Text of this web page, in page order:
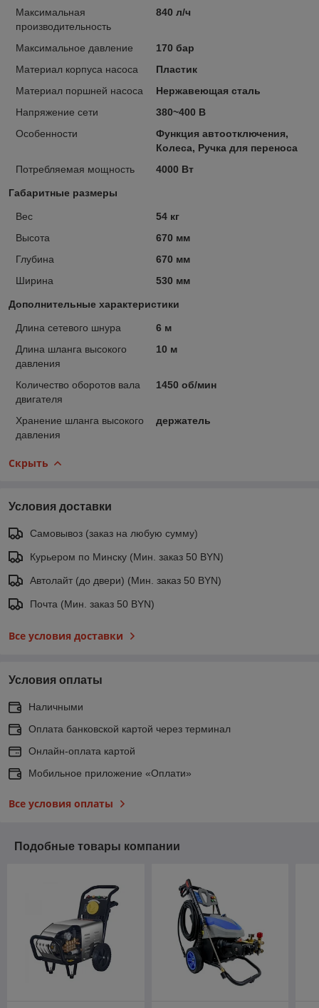
Максимальная
производительность
840 л/ч
Максимальное давление
170 бар
Материал корпуса насоса
Пластик
Материал поршней насоса
Нержавеющая сталь
Напряжение сети
380~400 В
Особенности
Функция автоотключения,
Колеса, Ручка для переноса
Потребляемая мощность
4000 Вт
Габаритные размеры
Вес
54 кг
Высота
670 мм
Глубина
670 мм
Ширина
530 мм
Дополнительные характеристики
Длина сетевого шнура
6 м
Длина шланга высокого
давления
10 м
Количество оборотов вала
двигателя
1450 об/мин
Хранение шланга высокого
давления
держатель
Скрыть
Условия доставки
Самовывоз (заказ на любую сумму)
Курьером по Минску (Мин. заказ 50 BYN)
Автолайт (до двери) (Мин. заказ 50 BYN)
Почта (Мин. заказ 50 BYN)
Все условия доставки
Условия оплаты
Наличными
Оплата банковской картой через терминал
Онлайн-оплата картой
Мобильное приложение «Оплати»
Все условия оплаты
Подобные товары компании